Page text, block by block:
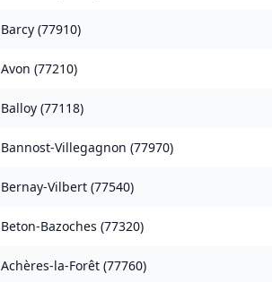
Barcy (77910)
Avon (77210)
Balloy (77118)
Bannost-Villegagnon (77970)
Bernay-Vilbert (77540)
Beton-Bazoches (77320)
Achères-la-Forêt (77760)